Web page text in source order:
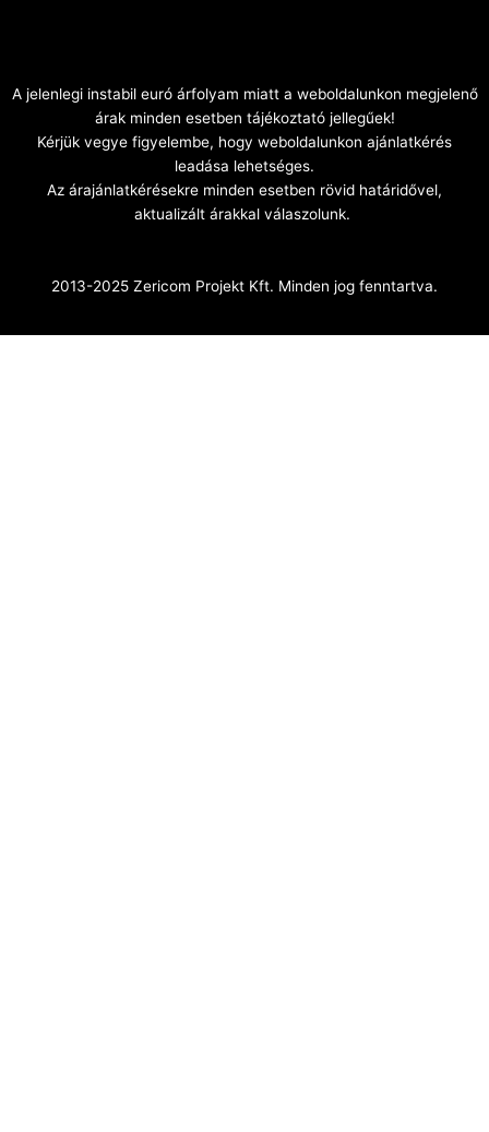
A jelenlegi instabil euró árfolyam miatt a weboldalunkon megjelenő
árak minden esetben tájékoztató jellegűek!
Kérjük vegye figyelembe, hogy weboldalunkon ajánlatkérés
leadása lehetséges.
Az árajánlatkérésekre minden esetben rövid határidővel,
aktualizált árakkal válaszolunk.
2013-2025 Zericom Projekt Kft. Minden jog fenntartva.